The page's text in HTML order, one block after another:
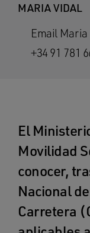
MARIA VIDAL
Email Maria
+34 91 781
El
Movilidad
conocer,
Nacional
Carretera